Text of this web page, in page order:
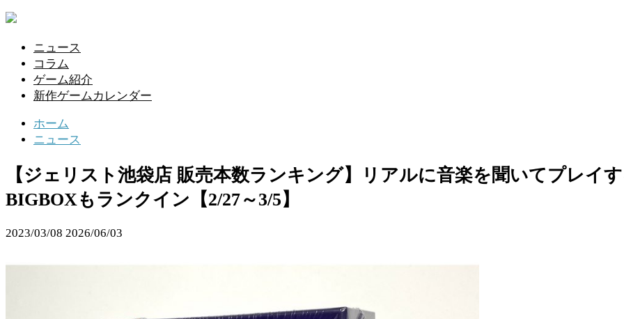
ニュース
コラム
ゲーム紹介
新作ゲームカレンダー
ホーム
ニュース
【ジェリスト池袋店 販売本数ランキング】リアルに音楽を聞いてプレイ
BIGBOXもランクイン【2/27～3/5】
2023/03/08 2026/06/03